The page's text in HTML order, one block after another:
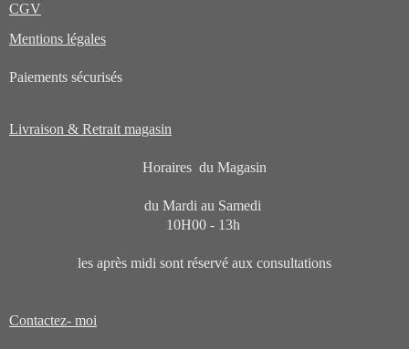
CGV
Mentions légales
Paiements sécurisés
Livraison & Retrait magasin
Horaires du Magasin
du Mardi au Samedi
10H00 - 13h
les après midi sont réservé aux consultations
Contactez- moi